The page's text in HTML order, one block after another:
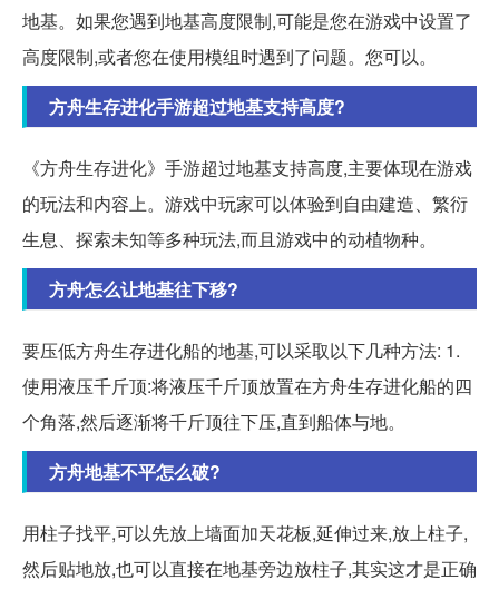
地基。如果您遇到地基高度限制,可能是您在游戏中设置了
高度限制,或者您在使用模组时遇到了问题。您可以。
方舟生存进化手游超过地基支持高度?
《方舟生存进化》手游超过地基支持高度,主要体现在游戏
的玩法和内容上。游戏中玩家可以体验到自由建造、繁衍
生息、探索未知等多种玩法,而且游戏中的动植物种。
方舟怎么让地基往下移?
要压低方舟生存进化船的地基,可以采取以下几种方法: 1.
使用液压千斤顶:将液压千斤顶放置在方舟生存进化船的四
个角落,然后逐渐将千斤顶往下压,直到船体与地。
方舟地基不平怎么破?
用柱子找平,可以先放上墙面加天花板,延伸过来,放上柱子,
然后贴地放,也可以直接在地基旁边放柱子,其实这才是正确